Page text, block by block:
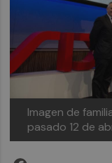
Imagen de
pasado 12 de